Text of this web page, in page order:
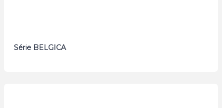
Série BELGICA